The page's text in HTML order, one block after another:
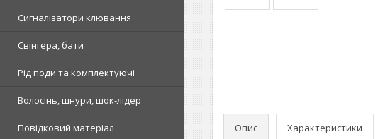
Сигналізатори клювання
Свінгера, бати
Рід поди та комплектуючі
Волосінь, шнури, шок-лідер
Повідковий матеріал Опис Характеристики